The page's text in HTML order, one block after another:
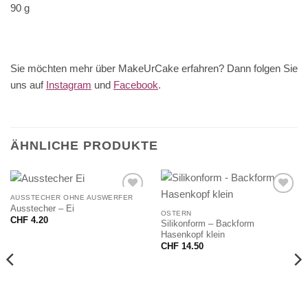
90 g
Sie möchten mehr über MakeUrCake erfahren? Dann folgen Sie
uns auf Instagram und Facebook.
ÄHNLICHE PRODUKTE
AUSSTECHER OHNE AUSWERFER
Ausstecher – Ei
CHF4.20
OSTERN
Silikonform – Backform
Hasenkopf klein
CHF14.50